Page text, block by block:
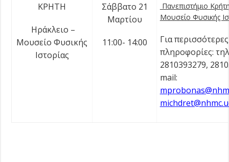
ΚΡΗΤΗ
Ηράκλειο –
Μουσείο Φυσικής
Ιστορίας
Σάββατο 21
Μαρτίου
11:00- 14:00
Πανεπιστήμιο
Μουσείο Φυσικής
Για περισσότερες
πληροφορίες:
2810393279,
mail: